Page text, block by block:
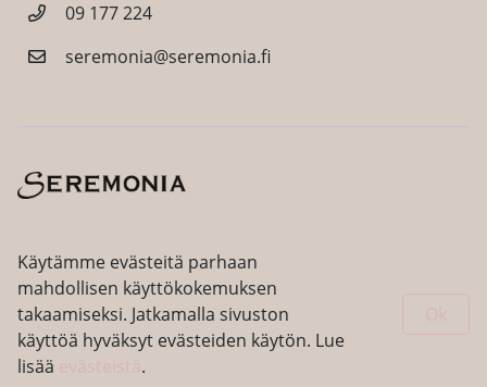
Käytämme evästeitä parhaan
mahdollisen käyttökokemuksen
takaamiseksi. Jatkamalla sivuston
käyttöä hyväksyt evästeiden käytön. Lue
lisää
.
09 177 224
seremonia@seremonia.fi
Facebook
Instagram